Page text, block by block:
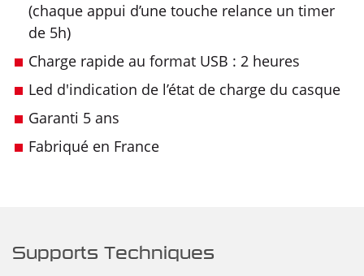
(chaque appui d’une touche relance un timer
de 5h)
Charge rapide au format USB : 2 heures
Led d'indication de l’état de charge du casque
Garanti 5 ans
Fabriqué en France
Supports Techniques